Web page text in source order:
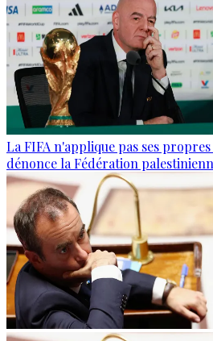
La FIFA n'applique pas ses
dénonce la Fédération